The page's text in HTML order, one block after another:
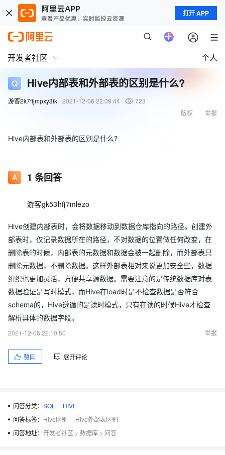
打开 APP
开发者社区 个人
Hive内部表和外部表的区别是什么?
游客2k7fijmpxy3ik 2021-12-06 22:09:44
723
举报
版权
Hive内部表和外部表的区别是什么?
1 条回答
游客gk53hfj7mlezo
Hive创建内部表时，会将数据移动到数据仓库指向的路径。创建外
部表时，仅记录数据所在的路径，不对数据的位置做任何改变，在
删除表的时候，内部表的元数据和数据会被一起删除，而外部表只
删除元数据，不删除数据。这样外部表相对来说更加安全些，数据
组织也更加灵活，方便共享源数据。需要注意的是传统数据库对表
数据验证是写时模式，而Hive在load时是不检查数据是否符合
schema的，Hive遵循的是读时模式，只有在读的时候Hive才检查
解析具体的数据字段。
2021-12-06 22:10:50
举报
赞同 展开评论
问答分类： SQL
HIVE
问答标签： Hive区别
Hive外部表区别
问答地址： 开发者社区 > 数据库 > 问答